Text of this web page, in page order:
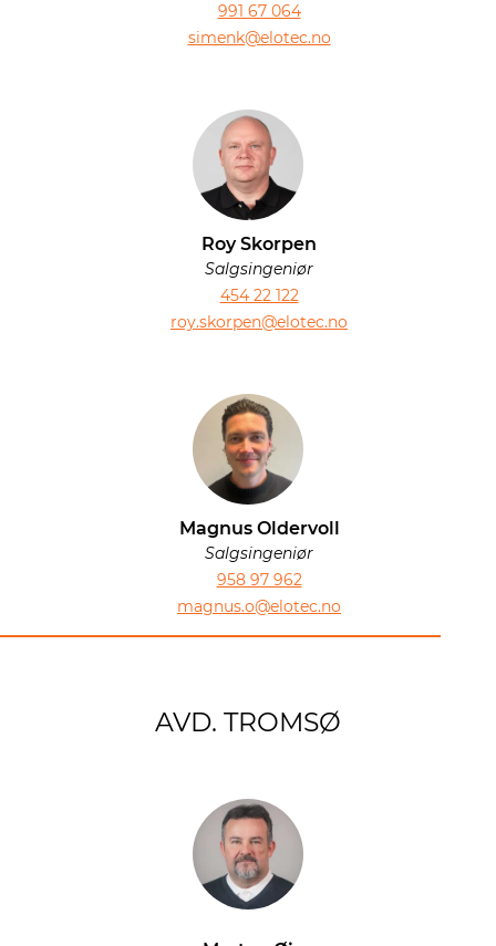
991 67 064
simenk@elotec.no
Roy Skorpen
Salgsingeniør
454 22 122
roy.skorpen@elotec.no
Magnus Oldervoll
Salgsingeniør
958 97 962
magnus.o@elotec.no
AVD. TROMSØ